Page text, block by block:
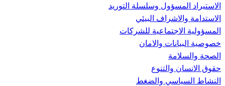
الاستيراد المسؤول وسلسلة التوريد
الاستدامة والاشراف البيئي
المسؤولية الاجتماعية للشركات
خصوصية البيانات والامان
الصحة والسلامة
حقوق الانسان والتنوع
النشاط السياسي والضغط